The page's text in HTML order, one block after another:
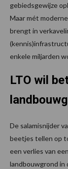
gebiedsgewijze
Maar mét
brengt in
enkele miljarden
LTO wil
De salamisnijder
beetjes tellen op
een verlies van
landbouwgrond in